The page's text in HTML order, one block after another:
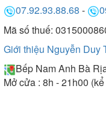
07.92.93.88.68 -
Mã số thuế:
Giới thiệu Nguyễn Duy
Bếp Nam Anh Bà
Mở cửa : 8h - 21h00